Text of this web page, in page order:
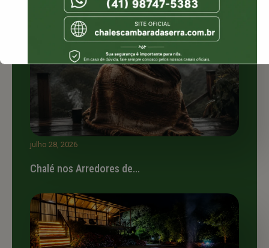
julho 28, 2026
Chalé nos Arredores de…
Isso vai fechar em segundos